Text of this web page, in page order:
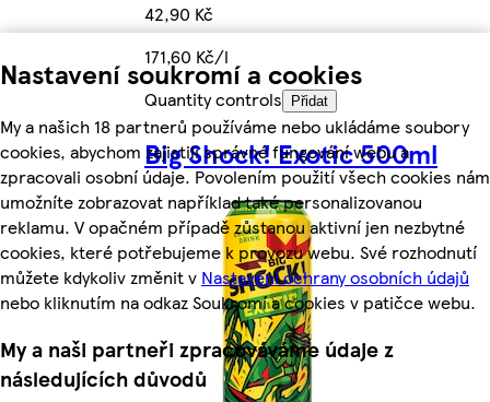
Nastavení soukromí a cookies
My a našich 18 partnerů používáme nebo ukládáme soubory
cookies, abychom zajistili správné fungování webu a
zpracovali osobní údaje. Povolením použití všech cookies nám
umožníte zobrazovat například také personalizovanou
reklamu. V opačném případě zůstanou aktivní jen nezbytné
cookies, které potřebujeme k provozu webu. Své rozhodnutí
můžete kdykoliv změnit v Nastavení ochrany osobních údajů
nebo kliknutím na odkaz Soukromí a cookies v patičce webu.
My a naši partneři zpracováváme údaje z
následujících důvodů
42,90 Kč
171,60 Kč/l
Quantity controls
Přidat
Big Shock! Exotic 500ml